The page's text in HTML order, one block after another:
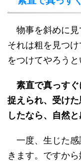
物事を斜めに見
それは粗を見つ
をつけてやろう
素直で真っす
捉えられ、受け
したなら、自然
一度、生じた感
きます。ですか